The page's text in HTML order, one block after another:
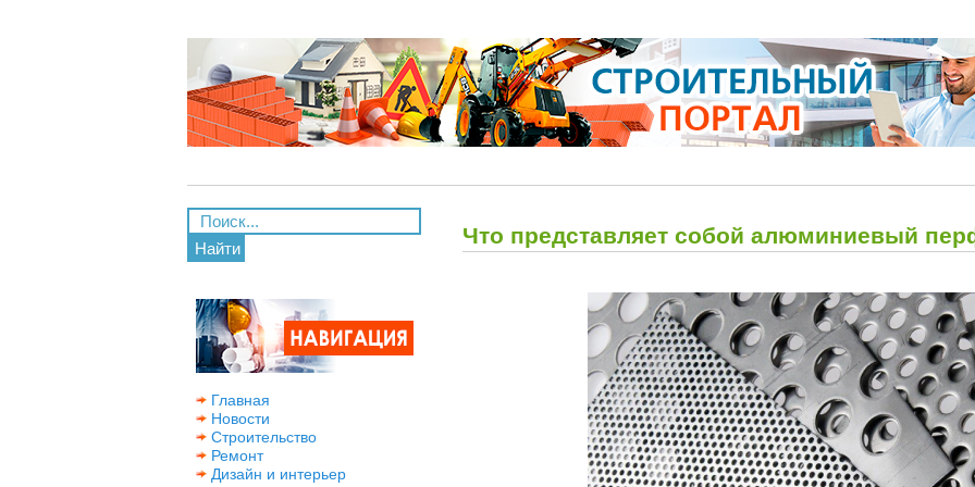
Найти
Главная
Новости
Строительство
Ремонт
Дизайн и интерьер
Что представляет собой алюминиевый